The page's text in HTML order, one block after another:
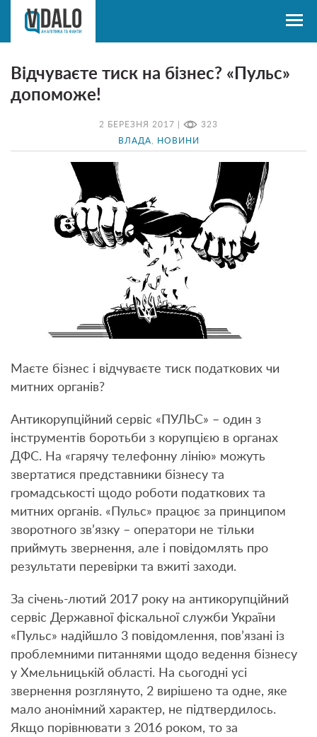
2 БЕРЕЗНЯ 2017 | 323
ВЛАДА НОВИНИ
Відчуваєте тиск на бізнес? «Пульс»
допоможе!
Маєте бізнес і відчуваєте тиск податкових чи
митних органів?
Антикорупційний сервіс «ПУЛЬС» – один з
інструментів боротьби з корупцією в органах
ДФС. На «гарячу телефонну лінію» можуть
звертатися представники бізнесу та
громадськості щодо роботи податкових та
митних органів. «Пульс» працює за принципом
зворотного зв’язку – оператори не тільки
приймуть звернення, але і повідомлять про
результати перевірки та вжиті заходи.
За січень-лютий 2017 року на антикорупційний
сервіс Державної фіскальної служби України
«Пульс» надійшло 3 повідомлення, пов’язані із
проблемними питаннями щодо ведення бізнесу
у Хмельницькій області. На сьогодні усі
звернення розглянуто, 2 вирішено та одне, яке
мало анонімний характер, не підтвердилось.
Якщо порівнювати з 2016 роком, то за